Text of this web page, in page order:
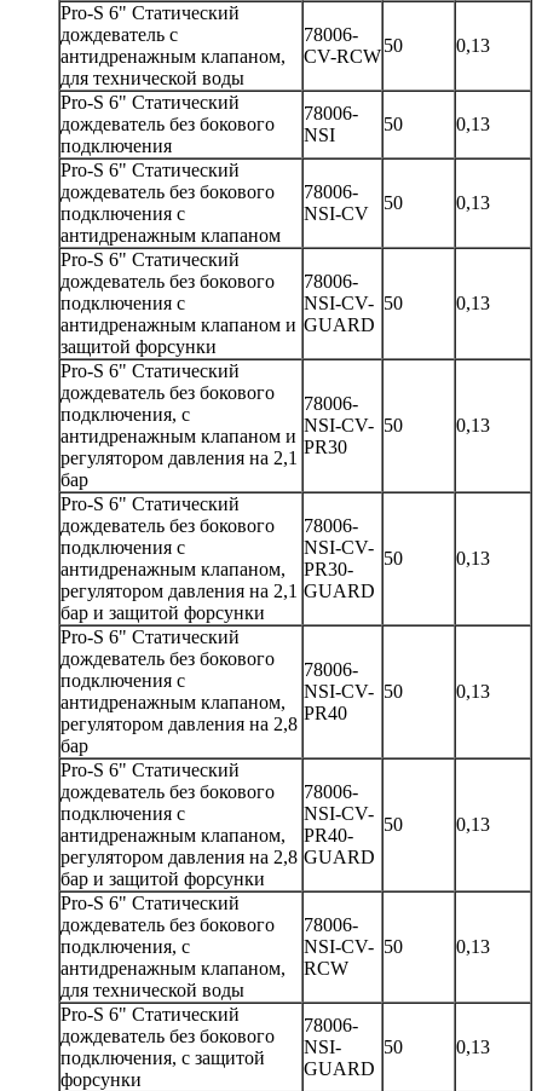
Pro-S 6" Статический
дождеватель с
антидренажным клапаном,
для технической воды
78006-
CV-RCW
50 0,13
Pro-S 6" Статический
дождеватель без бокового
подключения
78006-
NSI
50 0,13
Pro-S 6" Статический
дождеватель без бокового
подключения с
антидренажным клапаном
78006-
NSI-CV
50 0,13
Pro-S 6" Статический
дождеватель без бокового
подключения с
антидренажным клапаном и
защитой форсунки
78006-
NSI-CV-
GUARD
50 0,13
Pro-S 6" Статический
дождеватель без бокового
подключения, с
антидренажным клапаном и
регулятором давления на 2,1
бар
78006-
NSI-CV-
PR30
50 0,13
Pro-S 6" Статический
дождеватель без бокового
подключения с
антидренажным клапаном,
регулятором давления на 2,1
бар и защитой форсунки
78006-
NSI-CV-
PR30-
GUARD
50 0,13
Pro-S 6" Статический
дождеватель без бокового
подключения с
антидренажным клапаном,
регулятором давления на 2,8
бар
78006-
NSI-CV-
PR40
50 0,13
Pro-S 6" Статический
дождеватель без бокового
подключения с
антидренажным клапаном,
регулятором давления на 2,8
бар и защитой форсунки
78006-
NSI-CV-
PR40-
GUARD
50 0,13
Pro-S 6" Статический
дождеватель без бокового
подключения, с
антидренажным клапаном,
для технической воды
78006-
NSI-CV-
RCW
50 0,13
Pro-S 6" Статический
дождеватель без бокового
подключения, с защитой
форсунки
78006-
NSI-
GUARD
50 0,13